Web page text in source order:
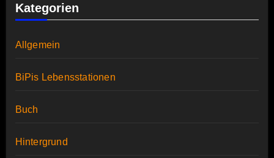
Kategorien
Allgemein
BiPis Lebensstationen
Buch
Hintergrund